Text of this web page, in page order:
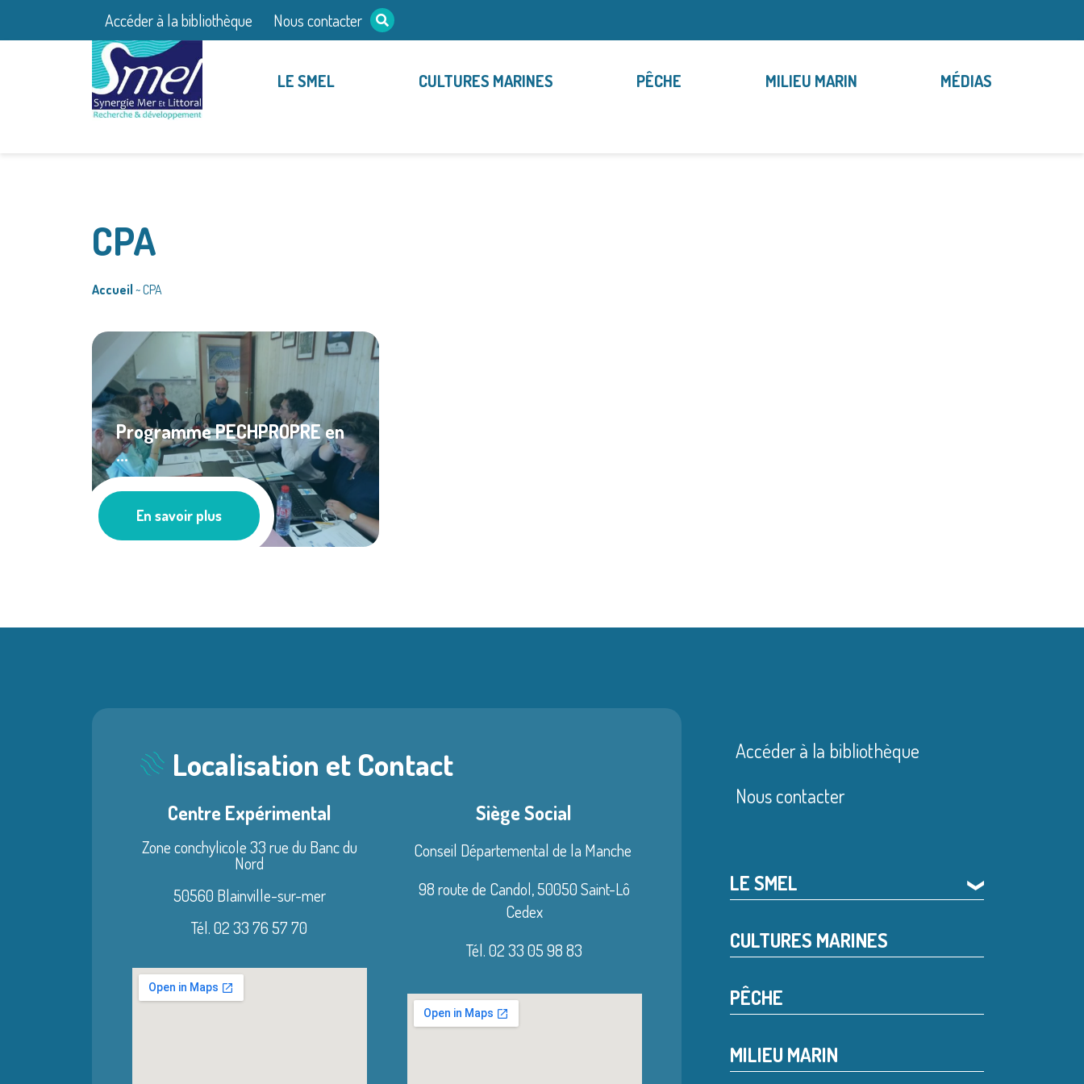
Accéder à la bibliothèque Nous contacter
LE SMEL CULTURES MARINES PÊCHE MILIEU MARIN MÉDIAS
CPA
Accueil ~CPA
Programme PECHPROPRE en
...
Les actus
En savoir plus
Localisation et Contact
Centre Expérimental
Zone conchylicole 33 rue du Banc du
Nord
50560 Blainville-sur-mer
Tél. 02 33 76 57 70
Siège Social
Conseil Départemental de la Manche
98 route de Candol,50050 Saint-Lô
Cedex
Tél. 02 33 05 98 83
Accéder à la bibliothèque
Nous contacter
LE SMEL ❯
CULTURES MARINES
PÊCHE
MILIEU MARIN